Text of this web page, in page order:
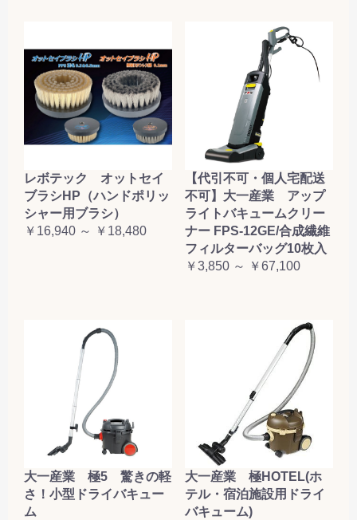
レボテック オットセイ
ブラシHP（ハンドポリッ
シャー用ブラシ）
￥16,940 ～ ￥18,480
【代引不可・個人宅配送
不可】大一産業 アップ
ライトバキュームクリー
ナー FPS-12GE/合成繊維
フィルターバッグ10枚入
￥3,850 ～ ￥67,100
大一産業 極5 驚きの軽
さ！小型ドライバキュー
ム
大一産業 極HOTEL(ホ
テル・宿泊施設用ドライ
バキューム)